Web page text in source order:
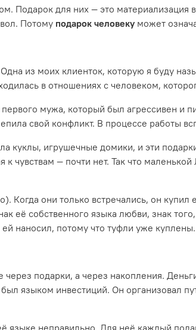
для них — это материализация
Потому подарок человеку может
из моих клиенток, которую я буду
в отношениях с человеком,
мужа, который был агрессивен и
свой конфликт. В процессе работы
игрушечные домики, и эти
— почти нет. Так что маленькой
они только встречались, он купил
собственного языка любви, знак того,
наносил, потому что туфли уже куплены.
подарки, а через накопления.
языком инвестиций. Он организовал
языке неправильно. Для неё каждый